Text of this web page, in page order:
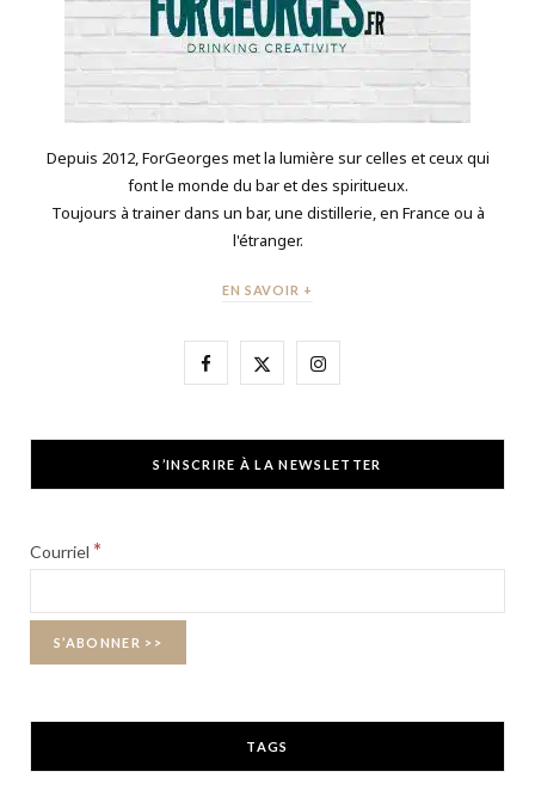
Depuis 2012, ForGeorges met la lumière sur celles et ceux qui
font le monde du bar et des spiritueux.
Toujours à trainer dans un bar, une distillerie, en France ou à
l'étranger.
EN SAVOIR +
F
e
X
w
I
t
S’INSCRIRE À LA NEWSLETTER
Courriel *
TAGS